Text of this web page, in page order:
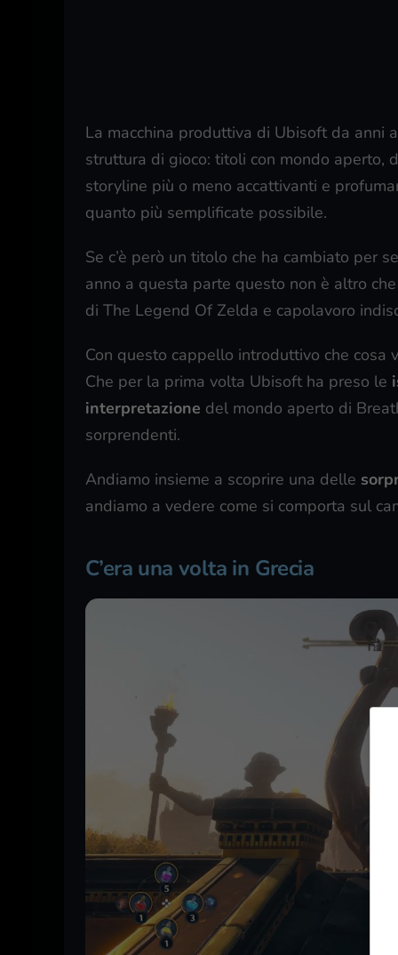
La macchina produttiva di Ubisoft da anni
struttura di gioco: titoli con mondo aperto,
storyline più o meno accattivanti e
quanto più semplificate possibile.
Se c’è però un titolo che ha cambiato per
anno a questa parte questo non è altro che
di The Legend Of Zelda e capolavoro
Con questo cappello introduttivo che cosa
Che per la prima volta Ubisoft ha preso le
interpretazione del mondo aperto di
sorprendenti.
Andiamo insieme a scoprire una delle
andiamo a vedere come si comporta sul
C’era una volta in Grecia